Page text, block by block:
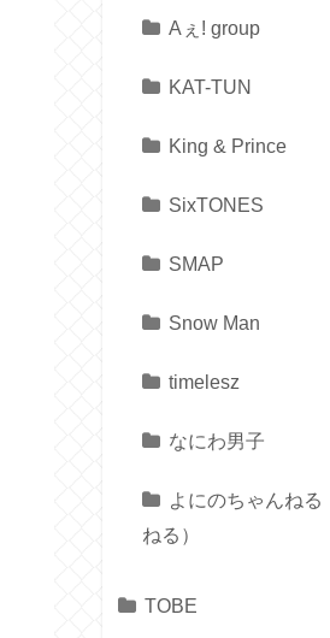
Aぇ! group
KAT-TUN
King & Prince
SixTONES
SMAP
Snow Man
timelesz
なにわ男子
よにのちゃんねる
ねる）
TOBE